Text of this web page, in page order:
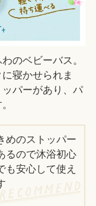
のベビーバス。
寝かせられま
パーがあり、パ
めのストッパー
るので沐浴初心
も安心して使え